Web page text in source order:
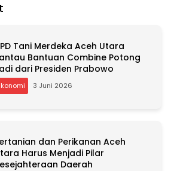
Tani Merdeka Aceh Utara
Bantuan Combine Potong
dari Presiden Prabowo
3 Juni 2026
dan Perikanan Aceh
Harus Menjadi Pilar
Daerah